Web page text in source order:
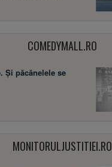
COMEDYMALL.RO
Şi păcănelele se
MONITORULJUSTITIEI.RO